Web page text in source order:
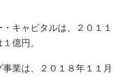
キャピタルは、２０１１
億円。
業は、２０１８年１１月